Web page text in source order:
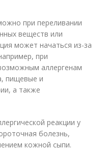
при переливании
веществ или
может начаться из-за
при
аллергенам
пищевые и
а также
реакции у
болезнь,
кожной сыпи.